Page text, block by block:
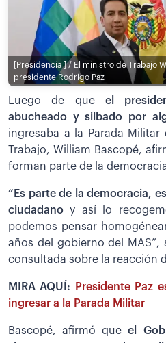
[Presidencia ] / El ministro de Trabajo
presidente Rodrigo Paz
Luego de que el
abucheado y silbado por
ingresaba a la Parada
Trabajo, William Bascopé,
forman parte de la
“Es parte de la democracia,
ciudadano y así lo
podemos pensar
años del gobierno del
consultada sobre la reacción
MIRA AQUÍ:
Presidente Paz
ingresar a la Parada Militar
Bascopé, afirmó que el